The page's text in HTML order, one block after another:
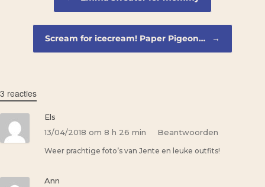
Scream for icecream! Paper Pigeon… →
3 reacties
Els
13/04/2018 om 8 h 26 min
Beantwoorden
Weer prachtige foto’s van Jente en leuke outfits!
Ann